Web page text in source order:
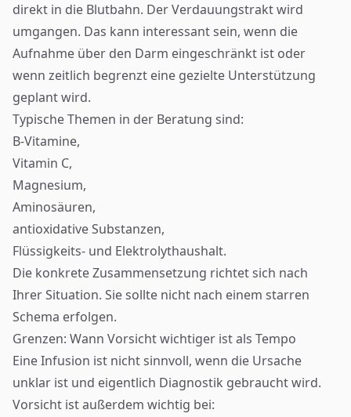
direkt in die Blutbahn. Der Verdauungstrakt wird
umgangen. Das kann interessant sein, wenn die
Aufnahme über den Darm eingeschränkt ist oder
wenn zeitlich begrenzt eine gezielte Unterstützung
geplant wird.
Typische Themen in der Beratung sind:
B-Vitamine,
Vitamin C,
Magnesium,
Aminosäuren,
antioxidative Substanzen,
Flüssigkeits- und Elektrolythaushalt.
Die konkrete Zusammensetzung richtet sich nach
Ihrer Situation. Sie sollte nicht nach einem starren
Schema erfolgen.
Grenzen: Wann Vorsicht wichtiger ist als Tempo
Eine Infusion ist nicht sinnvoll, wenn die Ursache
unklar ist und eigentlich Diagnostik gebraucht wird.
Vorsicht ist außerdem wichtig bei: